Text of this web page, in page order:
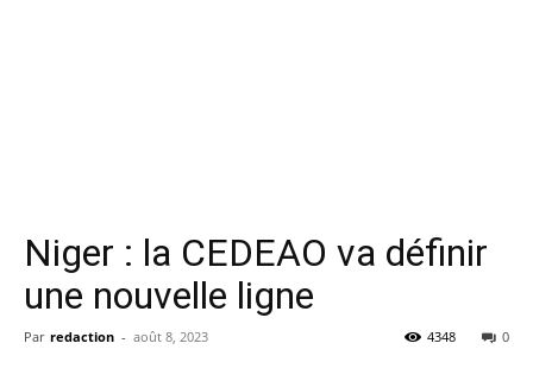
Niger : la CEDEAO va définir
une nouvelle ligne
Par redaction - août 8, 2023 0
4348